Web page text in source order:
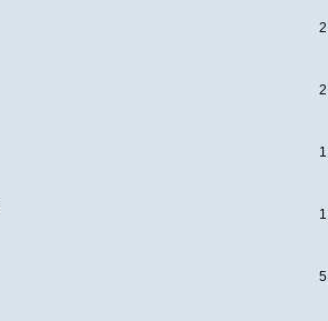
2
2
1
1
5